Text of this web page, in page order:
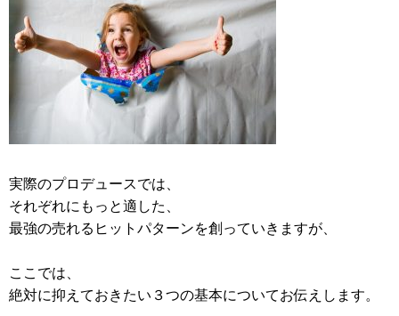
実際のプロデュースでは、
それぞれにもっと適した、
最強の売れるヒットパターンを創っていきますが、
ここでは、
絶対に抑えておきたい３つの基本についてお伝えします。